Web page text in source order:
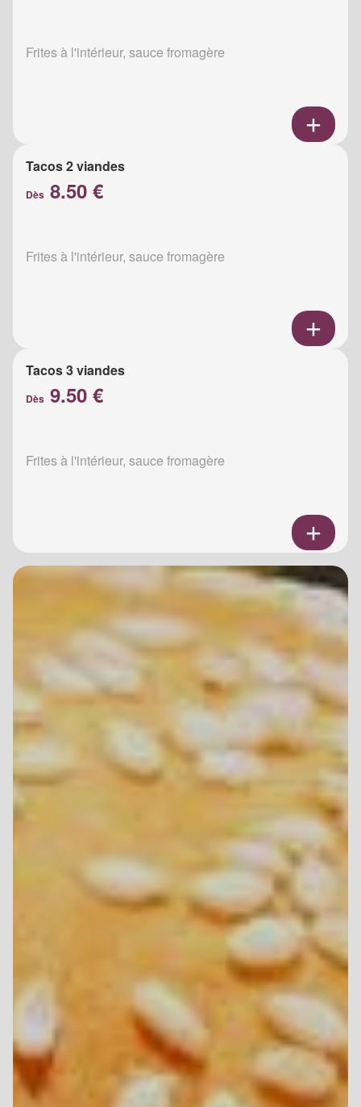
Frites à l'intérieur, sauce fromagère
Tacos 2 viandes
Dès 8.50 €
Frites à l'intérieur, sauce fromagère
Tacos 3 viandes
Dès 9.50 €
Frites à l'intérieur, sauce fromagère